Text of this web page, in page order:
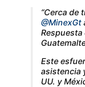
“Cerca de
@MinexGt
Este
asistencia
UU. y